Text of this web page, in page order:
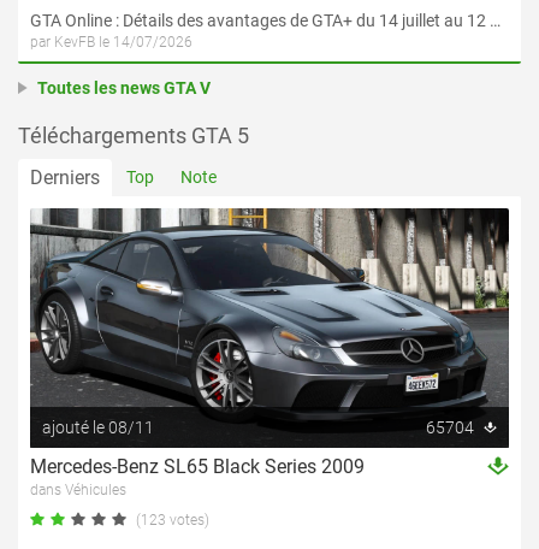
GTA Online : Détails des avantages de GTA+ du 14 juillet au 12 août
par KevFB le 14/07/2026
Toutes les news GTA V
Téléchargements GTA 5
Derniers Top Note
ajouté le 08/11 65704
Mercedes-Benz SL65 Black Series 2009
dans Véhicules
(123 votes)